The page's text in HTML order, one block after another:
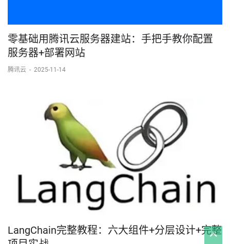
零基础用腾讯云服务器建站：手把手教你配置
服务器+部署网站
腾讯云 - 2025-11-14
LangChain完整教程：六大组件+分层设计+完整